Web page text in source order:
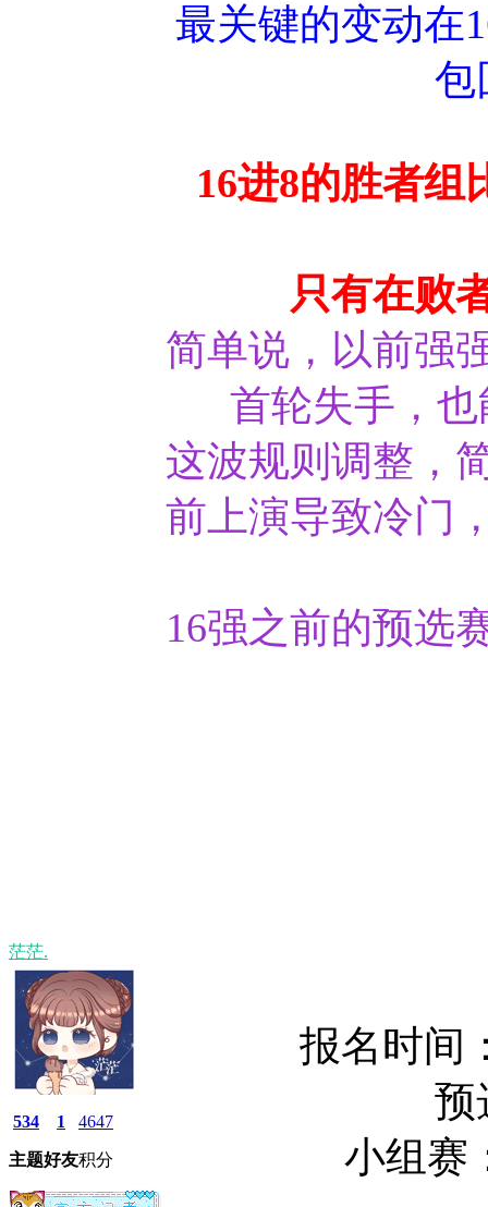
茫茫.
534
主题
1
好友
4647
积分
最关键的变动在
包
16进8的胜者组
只有在败
简单说，以前强
首轮失手，
这波规则调整，
前上演导致冷门
16强之前的预选
报名时间
预
小组赛